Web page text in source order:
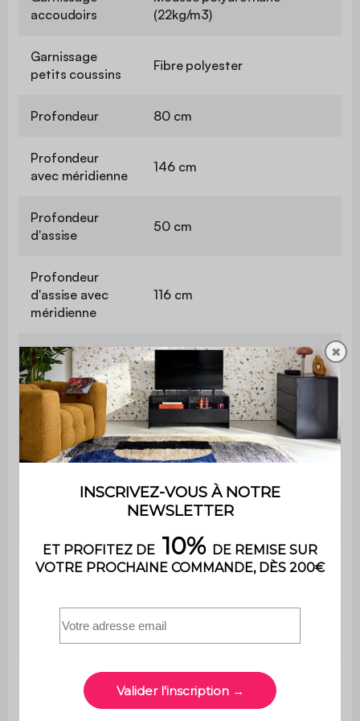
accoudoirs
(22kg/m3)
Garnissage
petits coussins
Fibre polyester
Profondeur 80 cm
Profondeur
avec méridienne
146 cm
Profondeur
d'assise
50 cm
Profondeur
d'assise avec
méridienne
116 cm
Largeur
d'accoudoir
15 cm
Confort de l'assise Ferme
Type de couchage Occasionnel
Confort du
Ferme
Epaisseur du
couchage
Longueur du
couchage
258 cm
✖